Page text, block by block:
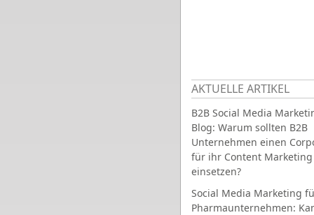
AKTUELLE ARTIKEL
B2B Social Media
Blog: Warum sollten B2B
Unternehmen einen
für ihr Content Marketing
einsetzen?
Social Media Marketing
Pharmaunternehmen: